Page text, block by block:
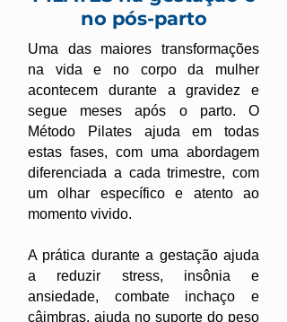
no pós-parto
Uma das maiores transformações
na vida e no corpo da mulher
acontecem durante a gravidez e
segue meses após o parto. O
Método Pilates ajuda em todas
estas fases, com uma abordagem
diferenciada a cada trimestre, com
um olhar específico e atento ao
momento vivido.
A prática durante a gestação ajuda
a reduzir stress, insônia e
ansiedade, combate inchaço e
câimbras, ajuda no suporte do peso